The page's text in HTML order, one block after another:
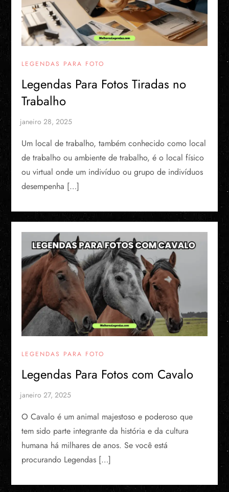
LEGENDAS PARA FOTO
Legendas Para Fotos Tiradas no
Trabalho
Um local de trabalho, também conhecido como local
de trabalho ou ambiente de trabalho, é o local físico
ou virtual onde um indivíduo ou grupo de indivíduos
desempenha […]
LEGENDAS PARA FOTO
Legendas Para Fotos com Cavalo
O Cavalo é um animal majestoso e poderoso que
tem sido parte integrante da história e da cultura
humana há milhares de anos. Se você está
procurando Legendas […]